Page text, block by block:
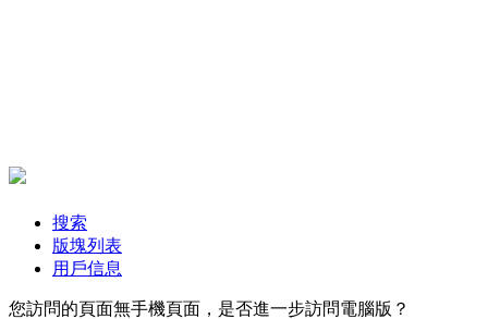
搜索
版塊列表
用戶信息
您訪問的頁面無手機頁面，是否進一步訪問電腦版？